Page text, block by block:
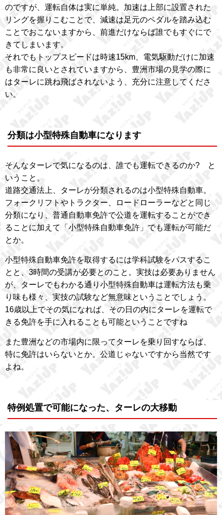
のですが、運転自体は実に単純。加速は上部に設置された
リングを握りこむことで、減速は足元のペダルを踏み込む
ことでおこないますから、前進だけならば誰でもすぐにで
きてしまいます。
それでもトップスピードは時速15km、電気駆動だけに加速
も非常に良いとされていますから、豊洲市場の見学の際に
はターレに跳ね飛ばされないよう、充分に注意してくださ
い。
分類は小型特殊自動車になります
そんなターレで気になるのは、誰でも運転できるのか? と
いうこと。
道路交通法上、ターレが分類されるのは小型特殊自動車。
フォークリフトやトラクター、ロードローラーなどと同じ
分類になり、普通自動車免許で公道を運転することができ
ることに加えて「小型特殊自動車免許」でも運転が可能だ
とか。
小型特殊自動車免許を取得するには学科試験をパスするこ
とと、3時間の受講が必要とのこと。実技は必要ありません
が、ターレでもわかる通り小型特殊自動車は運転方法も乗
り味も様々、実技の試験など無意味ということでしょう。
16歳以上でその気になれば、その日の内にターレを運転で
きる免許を手に入れることも可能ということですね
また豊洲などの市場内に限ってターレを乗り回すならば、
特に免許はいらないとか。公道じゃないですから当然です
よね。
特例処置で可能になった、ターレの大移動